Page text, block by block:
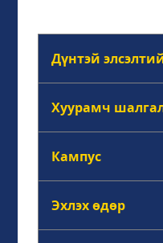
Дүнтэй
Хуурамч
Кампус
Эхлэх өдөр